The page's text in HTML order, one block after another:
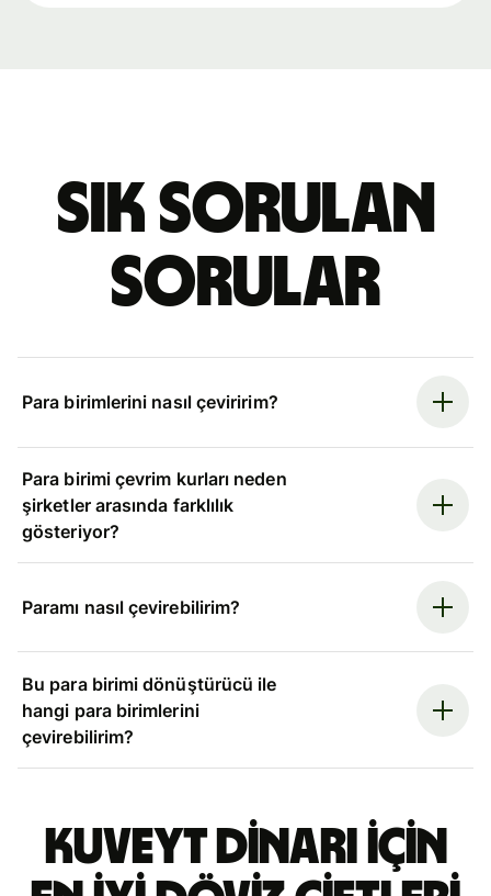
Sık sorulan
sorular
Para birimlerini nasıl çeviririm?
Para birimi çevrim kurları neden
şirketler arasında farklılık
gösteriyor?
Paramı nasıl çevirebilirim?
Bu para birimi dönüştürücü ile
hangi para birimlerini
çevirebilirim?
Kuveyt dinarı için